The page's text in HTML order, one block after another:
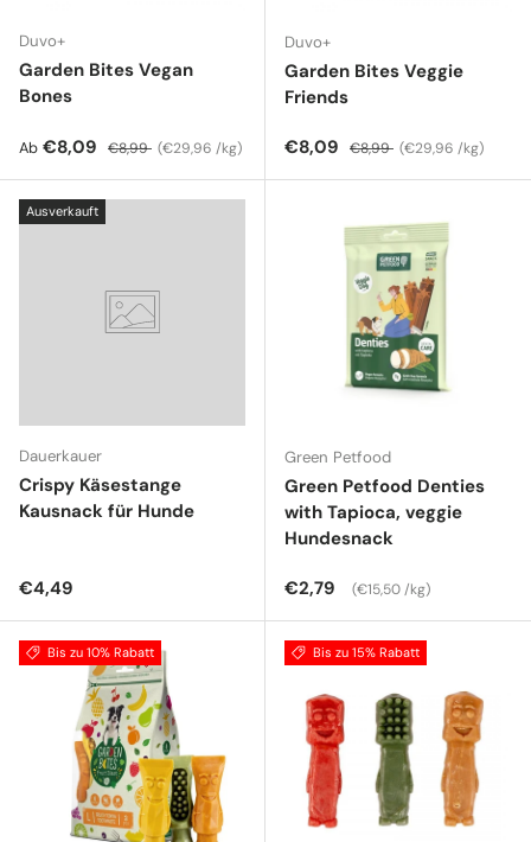
Duvo+
Garden Bites Vegan
Bones
Verkaufspreis
Ab €8,09 Normaler Preis
€8,99 Grundpreis
€29,96 /kg
Duvo+
Garden Bites Veggie
Friends
Verkaufspreis
€8,09 Normaler Preis
€8,99 Grundpreis
€29,96 /kg
Ausverkauft
Dauerkauer
Crispy Käsestange
Kausnack für Hunde
Normaler Preis
€4,49
Green Petfood
Green Petfood Denties
with Tapioca, veggie
Hundesnack
Normaler Preis
€2,79 Grundpreis
€15,50 /kg
Bis zu 10% Rabatt Bis zu 15% Rabatt